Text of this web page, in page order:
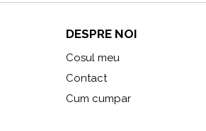
DESPRE NOI
Cosul meu
Contact
Cum cumpar